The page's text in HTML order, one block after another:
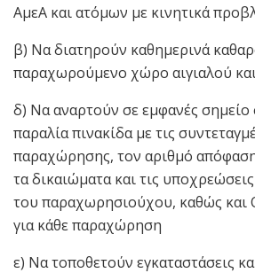
ΑμεΑ και ατόμων με κινητικά
β) Να διατηρούν καθημερινά
παραχωρούμενο χώρο αιγιαλού
δ) Να αναρτούν σε εμφανές σημείο
παραλία πινακίδα με τις
παραχώρησης, τον αριθμό
τα δικαιώματα και τις
του παραχωρησιούχου, καθώς και
για κάθε παραχώρηση
ε) Να τοποθετούν εγκαταστάσεις